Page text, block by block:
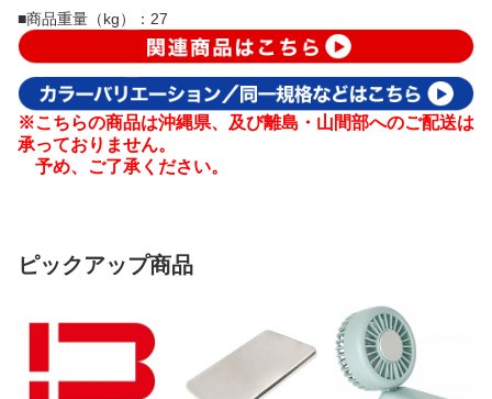
■商品重量（kg）：27
※こちらの商品は沖縄県、及び離島・山間部へのご配送は
承っておりません。
予め、ご了承ください。
ピックアップ商品